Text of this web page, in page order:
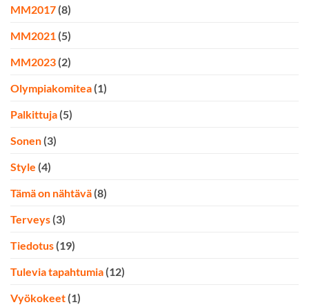
MM2017 (8)
MM2021 (5)
MM2023 (2)
Olympiakomitea (1)
Palkittuja (5)
Sonen (3)
Style (4)
Tämä on nähtävä (8)
Terveys (3)
Tiedotus (19)
Tulevia tapahtumia (12)
Vyökokeet (1)